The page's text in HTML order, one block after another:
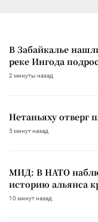
В Забайкалье
реке Ингода
2 минуты назад
Нетаньяху отверг
5 минут назад
МИД: В НАТО
историю альянса
10 минут назад